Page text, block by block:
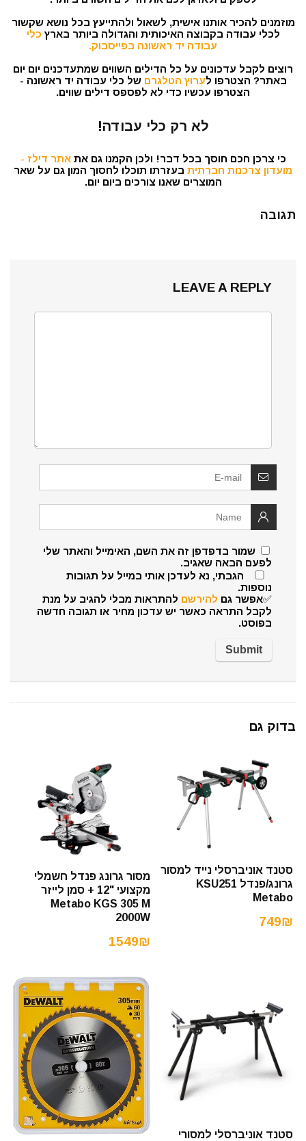
מוזמנים להכיר אותנו אישית, לשאול ולהתייעץ בכל נושא שקשור
לכלי עבודה בקבוצה האיכותית והגדולה ביותר בארץ כלי
עבודה יד ראשונה בפייסבוק.
רוצים לקבל עדכונים על כל הדילים השווים שמתעדכנים יום יום
באתר? הצטרפו לערוץ הטלגרם של כלי עבודה יד ראשונה -
הצטרפו עכשיו כדי לא לפספס דילים שווים.
לא רק כלי עבודה!
כי צרכן חכם חוסך בכל דבר! ולכן הקמנו גם אתאתר דילז -
מועדון צרכנות חברתית בעזרתו תוכלו לחסוך המון גם על שאר
המוצרים שאנו צורכים ביום יום.
תגובה
LEAVE A REPLY
שמור בדפדפן זה את השם, האימייל והאתר שלי
לפעם הבאה שאגיב.
הגבתי, נא לעדכן אותי במייל על תגובות
נוספות.
✅אפשר גם להירשם להתראות מבלי להגיב על מנת
לקבל התראה כאשר יש עדכון מחיר או תגובה חדשה
בפוסט.
בדוק גם
סטנד אוניברסלי נייד למסור
גרונג/פנדל KSU251
Metabo
749₪
מסור גרונג פנדל חשמלי
מקצועי "12 + סמן לייזר
Metabo KGS 305 M
2000W
1549₪
סטנד אוניברסלי למסורי